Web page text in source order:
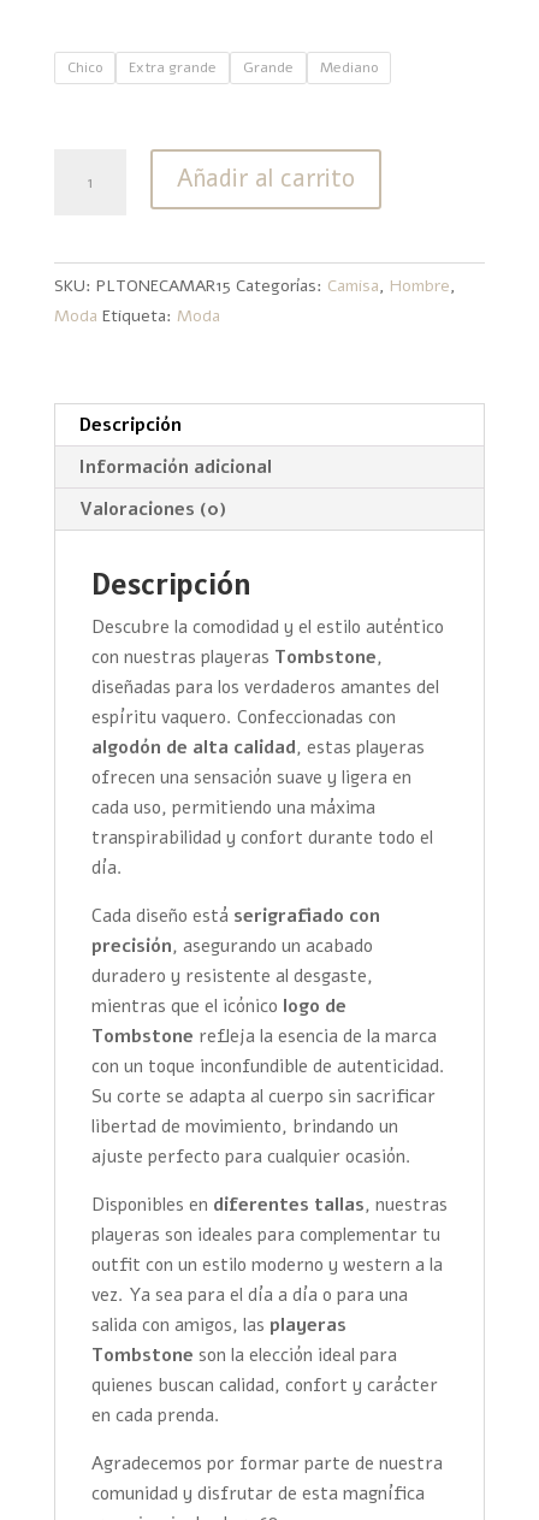
Chico Extra grande Grande Mediano
Tombstone
cantidad
Añadir al carrito
SKU: PLTONECAMAR15 Categorías: Camisa, Hombre,
Moda Etiqueta: Moda
Descripción
Información adicional
Valoraciones (0)
Descripción
Descubre la comodidad y el estilo auténtico
con nuestras playeras Tombstone,
diseñadas para los verdaderos amantes del
espíritu vaquero. Confeccionadas con
algodón de alta calidad, estas playeras
ofrecen una sensación suave y ligera en
cada uso, permitiendo una máxima
transpirabilidad y confort durante todo el
día.
Cada diseño está serigrafiado con
precisión, asegurando un acabado
duradero y resistente al desgaste,
mientras que el icónico logo de
Tombstone refleja la esencia de la marca
con un toque inconfundible de autenticidad.
Su corte se adapta al cuerpo sin sacrificar
libertad de movimiento, brindando un
ajuste perfecto para cualquier ocasión.
Disponibles en diferentes tallas, nuestras
playeras son ideales para complementar tu
outfit con un estilo moderno y western a la
vez. Ya sea para el día a día o para una
salida con amigos, las playeras
Tombstone son la elección ideal para
quienes buscan calidad, confort y carácter
en cada prenda.
Agradecemos por formar parte de nuestra
comunidad y disfrutar de esta magnífica